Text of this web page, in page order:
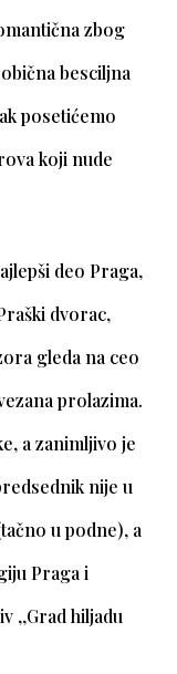
zbog
besciljna
posetićemo
koji nude
deo Praga,
dvorac,
gleda na ceo
prolazima.
a zanimljivo je
nije u
u podne), a
Praga i
,,Grad hiljadu